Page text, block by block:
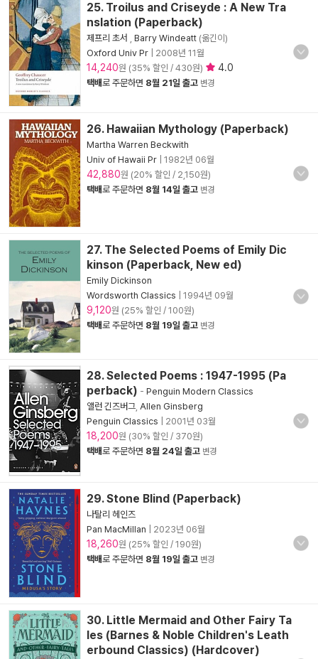
25. Troilus and Criseyde : A New Tra
nslation (Paperback)
제프리 초서 Barry Windeatt (옮긴이)
Oxford Univ Pr
2008년 11월
14,240원 (35% 할인 / 430원) 4.0
택배로 주문하면 8월 21일 출고 변경
26. Hawaiian Mythology (Paperback)
Martha Warren Beckwith
Univ of Hawaii Pr
1982년 06월
42,880원 (20% 할인 / 2,150원)
택배로 주문하면 8월 14일 출고 변경
27. The Selected Poems of Emily Dic
kinson (Paperback, New ed)
Emily Dickinson
Wordsworth Classics
1994년 09월
9,120원 (25% 할인 / 100원)
택배로 주문하면 8월 19일 출고 변경
28. Selected Poems : 1947-1995 (Pa
perback) - Penguin Modern Classics
앨런 긴즈버그 Allen Ginsberg
Penguin Classics
2001년 03월
18,200원 (30% 할인 / 370원)
택배로 주문하면 8월 24일 출고 변경
29. Stone Blind (Paperback)
나탈리 헤인즈
Pan MacMillan
2023년 06월
18,260원 (25% 할인 / 190원)
택배로 주문하면 8월 19일 출고 변경
30. Little Mermaid and Other Fairy Ta
les (Barnes & Noble Children's Leath
erbound Classics) (Hardcover)